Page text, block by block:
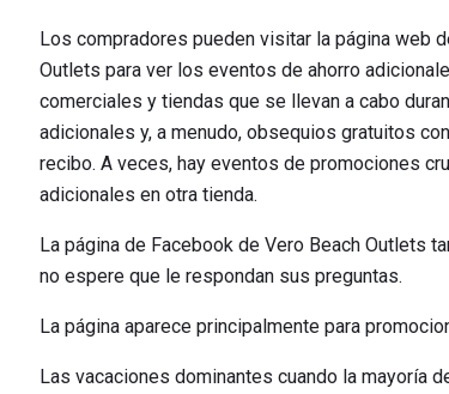
Los compradores pueden visitar la página web
Outlets para ver los eventos de ahorro
comerciales y tiendas que se llevan a cabo
adicionales y, a menudo, obsequios gratuitos
recibo. A veces, hay eventos de promociones
adicionales en otra tienda.
La página de Facebook de Vero Beach Outlets
no espere que le respondan sus preguntas.
La página aparece principalmente para
Las vacaciones dominantes cuando la mayoría